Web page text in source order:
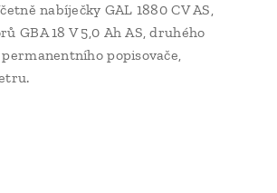
nabíječky GAL 1880 CV AS,
GBA 18 V 5,0 Ah AS, druhého
popisovače,